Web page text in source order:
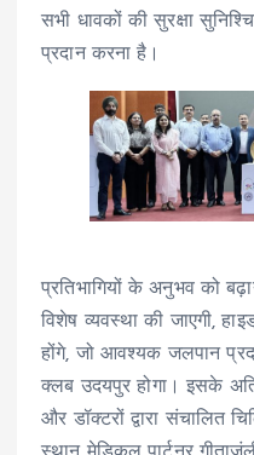
सभी धावकों की सुरक्षा
प्रदान करना है।
प्रतिभागियों के अनुभव को
विशेष व्यवस्था की जाएगी,
होंगे, जो आवश्यक जलपान
क्लब उदयपुर होगा। इसके
और डॉक्टरों द्वारा संचालित